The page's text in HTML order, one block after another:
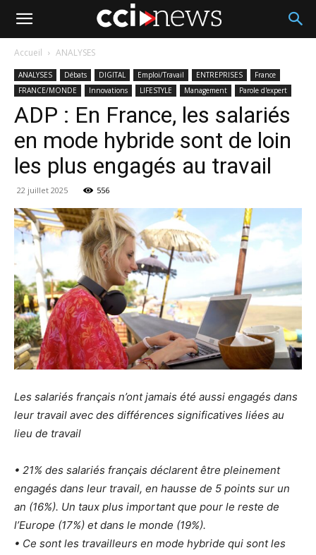
Accueil ANALYSES
ANALYSES Débats DIGITAL Emploi/Travail ENTREPRISES
France
FRANCE/MONDE
Innovations LIFESTYLE Management Parole d'expert
ADP : En France, les salariés
en mode hybride sont de loin
les plus engagés au travail
22 juillet 2025 556
Les salariés français n’ont jamais été aussi engagés dans
leur travail avec des différences significatives liées au
lieu de travail
• 21% des salariés français déclarent être pleinement
engagés dans leur travail, en hausse de 5 points sur un
an (16%). Un taux plus important que pour le reste de
l’Europe (17%) et dans le monde (19%).
• Ce sont les travailleurs en mode hybride qui sont les